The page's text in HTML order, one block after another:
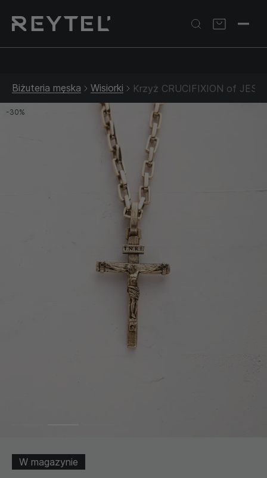
Złota biżuteria: –30% | Do 31.08
Biżuteria męska Wisiorki Krzyż CRUCIFIXION of
-30%
W magazynie